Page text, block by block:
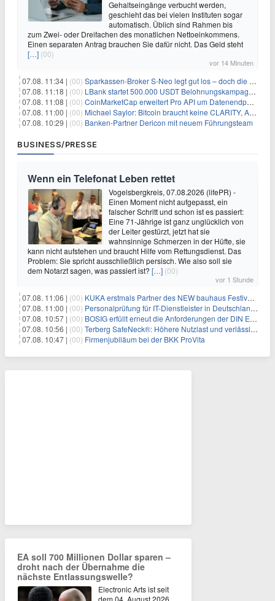
Gehaltseingänge verbucht werden,
geschieht das bei vielen Instituten sogar
automatisch. Üblich sind Rahmen bis
zum Zwei- oder Dreifachen des monatlichen Nettoeinkommens.
Einen separaten Antrag brauchen Sie dafür nicht. Das Geld steht
[…] (00)
vor 14 Minuten
07.08. 11:34 | (00) Sparkassen-Broker S-Neo legt gut los – doch die Schwachstellen bleiben
07.08. 11:18 | (00) LBank startet 500.000 USDT Belohnungskampagne mit Pudgy Penguins
07.08. 11:08 | (00) CoinMarketCap erweitert Pro API um Datenendpunkte für reale Vermögenswerte
07.08. 11:00 | (00) Michael Saylor: Bitcoin braucht keine CLARITY, Amerika schon
07.08. 10:29 | (00) Banken-Partner Dericon mit neuem Führungsteam
BUSINESS/PRESSE
Wenn ein Telefonat Leben rettet
Vogelsbergkreis, 07.08.2026 (lifePR) -
Einen Moment nicht aufgepasst, ein
falscher Schritt und schon ist es passiert:
Eine 71-Jährige ist ganz unglücklich von
der Leiter gestürzt, jetzt hat sie
wahnsinnige Schmerzen in der Hüfte, sie
kann nicht aufstehen und braucht Hilfe vom Rettungsdienst. Das
Problem: Sie spricht ausschließlich persisch. Wie also soll sie
dem Notarzt sagen, was passiert ist? […] (00)
vor 1 Stunde
07.08. 11:06 | (00) KUKA erstmals Partner des NEW bauhaus Festivals 2026 in Weimar
07.08. 11:00 | (00) Personalprüfung für IT-Dienstleister in Deutschland: Was öffentliche Auftraggeber jetzt voraussetzen
07.08. 10:57 | (00) BOSIG erfüllt erneut die Anforderungen der DIN EN ISO 45001
07.08. 10:56 | (00) Terberg SafeNeck®: Höhere Nutzlast und verlässliche Fahrstabilität auf steilen Rampen
07.08. 10:47 | (00) Firmenjubiläum bei der BKK ProVita
EA soll 700 Millionen Dollar sparen –
droht nach der Übernahme die
nächste Entlassungswelle?
Electronic Arts ist seit